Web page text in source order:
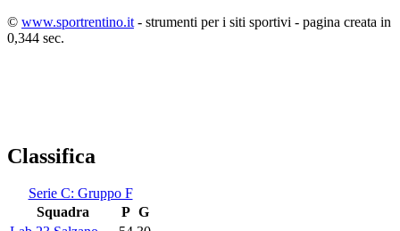
© www.sportrentino.it - strumenti per i siti sportivi - pagina creata in
0,344 sec.
Classifica
Serie C: Gruppo F
Squadra
P G